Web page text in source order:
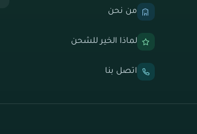
من نحن
لماذا الخير للشحن
اتصل بنا